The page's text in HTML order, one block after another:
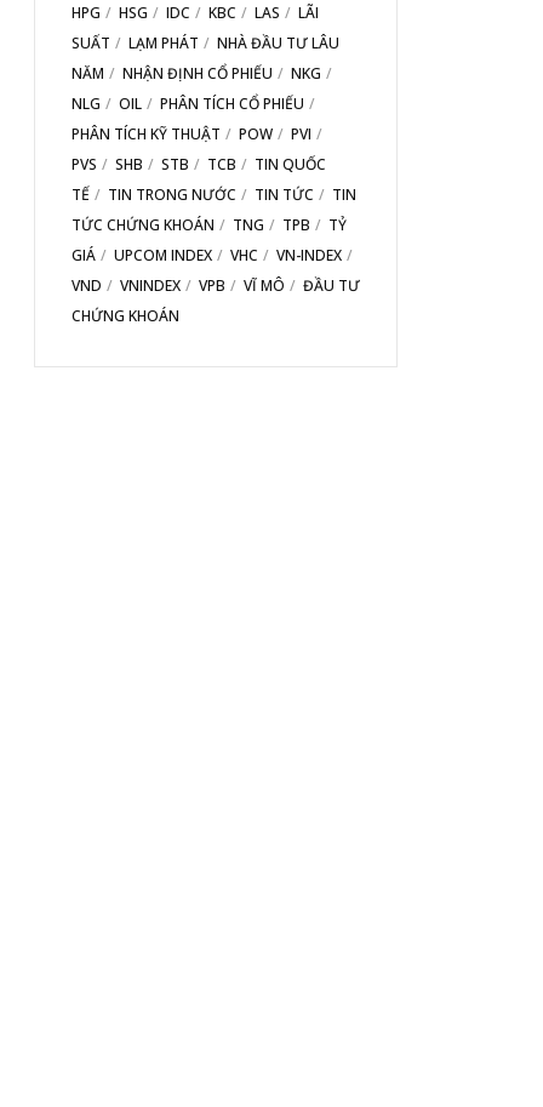
HPG
HSG IDC KBC LAS
LÃI
SUẤT
LẠM PHÁT
NHÀ ĐẦU TƯ LÂU
NĂM
NHẬN ĐỊNH CỔ PHIẾU
NKG
NLG
OIL
PHÂN TÍCH CỔ PHIẾU
PHÂN TÍCH KỸ THUẬT
POW
PVI
PVS
SHB STB TCB
TIN QUỐC
TẾ
TIN TRONG NƯỚC TIN TỨC
TIN
TỨC CHỨNG KHOÁN
TNG TPB
TỶ
GIÁ
UPCOM INDEX VHC
VN-INDEX
VND
VNINDEX VPB VĨ MÔ
ĐẦU TƯ
CHỨNG KHOÁN